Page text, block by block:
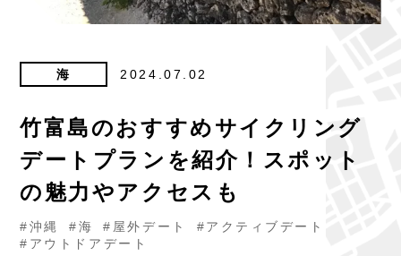
海 2024.07.02
竹富島のおすすめサイクリング
デートプランを紹介！スポット
の魅力やアクセスも
#沖縄 #海 #屋外デート
#アクティブデート
#アウトドアデート